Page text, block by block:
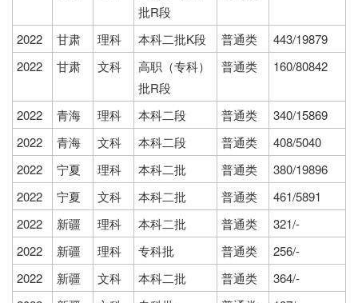
批R段
2022 甘肃 理科 本科二批K段 普通类
443/19879
2022
甘肃 文科
高职（专科）
批R段
普通类 160/80842
2022 青海 理科 本科二段 普通类
340/15869
2022
青海 文科 本科二段 普通类
408/5040
2022
宁夏 理科 本科二批 普通类
380/19896
2022
宁夏 文科 本科二批 普通类
461/5891
2022
新疆 理科 本科二批 普通类
321/-
2022
新疆 理科 专科批 普通类
256/-
2022
新疆 文科 本科二批 普通类
364/-